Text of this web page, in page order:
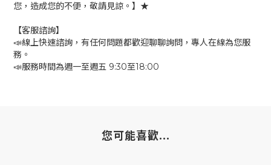
您，造成您的不便，敬請見諒。】★
【客服諮詢】
📣線上快速諮詢，有任何問題都歡迎聊聊詢問，專人在線為您服
務。
📣服務時間為週一至週五 9:30至18:00
您可能喜歡...